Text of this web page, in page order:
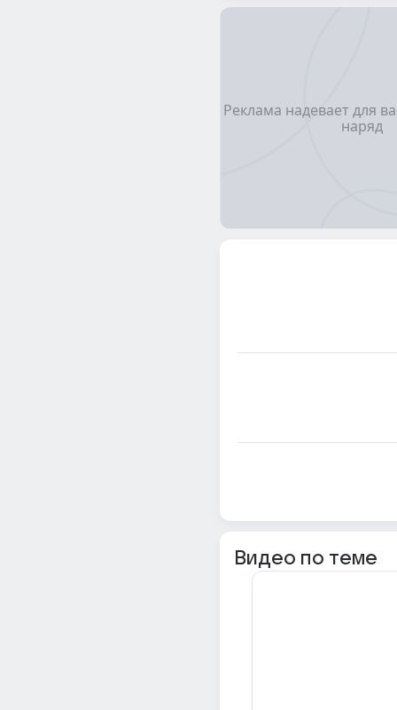
Видео по теме